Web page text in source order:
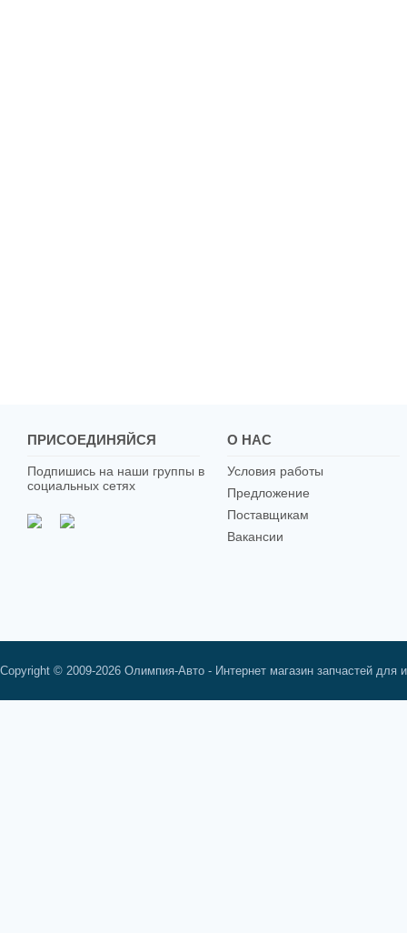
ПРИСОЕДИНЯЙСЯ
Подпишись на наши группы в
социальных сетях
О НАС
Условия работы
Предложение
Поставщикам
Вакансии
Copyright © 2009-2026 Олимпия-Авто - Интернет магазин запчастей для